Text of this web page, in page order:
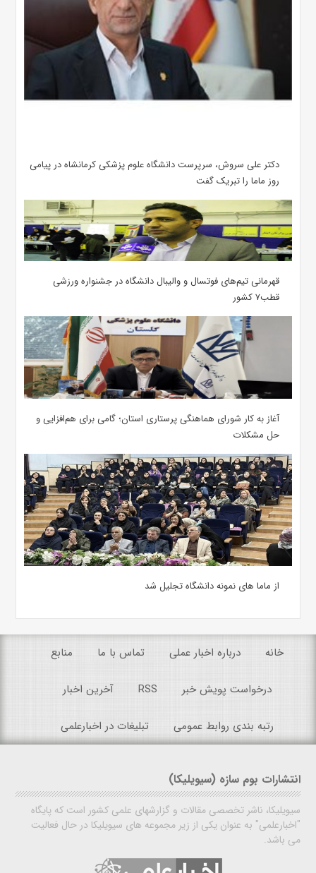
دکتر علی سروش، سرپرست دانشگاه علوم پزشکی کرمانشاه در پیامی
روز ماما را تبریک گفت
قهرمانی تیم‌های فوتسال و والیبال دانشگاه در جشنواره ورزشی
قطب۷ کشور
آغاز به کار شورای هماهنگی پرستاری استان؛ گامی برای هم‌افزایی و
حل مشکلات
از ماما های نمونه دانشگاه تجلیل شد
خانه درباره اخبار عملی تماس با ما منابع
درخواست پویش خبر RSS آخرین اخبار
رتبه بندی روابط عمومی تبلیغات در اخبارعلمی
انتشارات بوم سازه (سیویلیکا)
سیویلیکا، ناشر تخصصی مقالات و گزارشهای علمی کشور است که پایگاه
"اخبارعلمی" به عنوان یکی از زیر مجموعه های سیویلیکا در حال فعالیت
می باشد.